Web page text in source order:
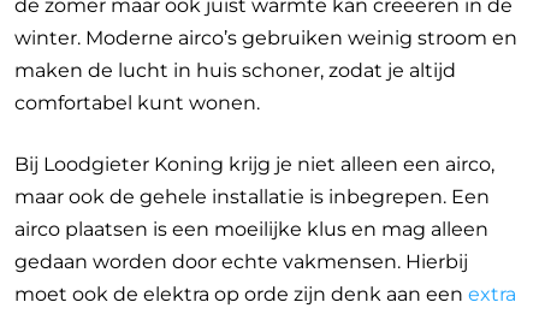
de zomer maar ook juist warmte kan creeeren in de
winter. Moderne airco’s gebruiken weinig stroom en
maken de lucht in huis schoner, zodat je altijd
comfortabel kunt wonen.
Bij Loodgieter Koning krijg je niet alleen een airco,
maar ook de gehele installatie is inbegrepen. Een
airco plaatsen is een moeilijke klus en mag alleen
gedaan worden door echte vakmensen. Hierbij
moet ook de elektra op orde zijn denk aan een extra